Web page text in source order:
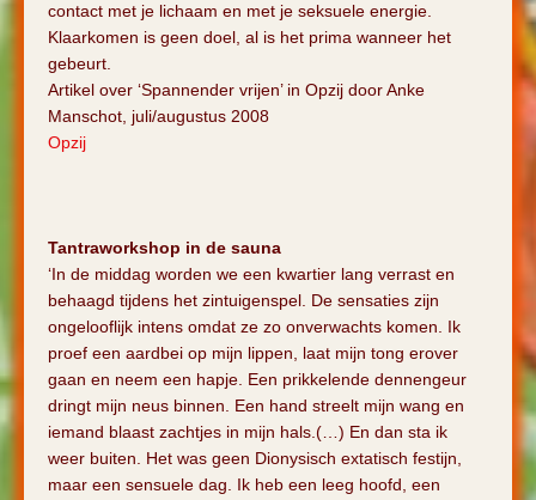
contact met je lichaam en met je seksuele energie.
Klaarkomen is geen doel, al is het prima wanneer het
gebeurt.
Artikel over ‘Spannender vrijen’ in Opzij door Anke
Manschot, juli/augustus 2008
Opzij
Tantraworkshop in de sauna
‘In de middag worden we een kwartier lang verrast en
behaagd tijdens het zintuigenspel. De sensaties zijn
ongelooflijk intens omdat ze zo onverwachts komen. Ik
proef een aardbei op mijn lippen, laat mijn tong erover
gaan en neem een hapje. Een prikkelende dennengeur
dringt mijn neus binnen. Een hand streelt mijn wang en
iemand blaast zachtjes in mijn hals.(…) En dan sta ik
weer buiten. Het was geen Dionysisch extatisch festijn,
maar een sensuele dag. Ik heb een leeg hoofd, een